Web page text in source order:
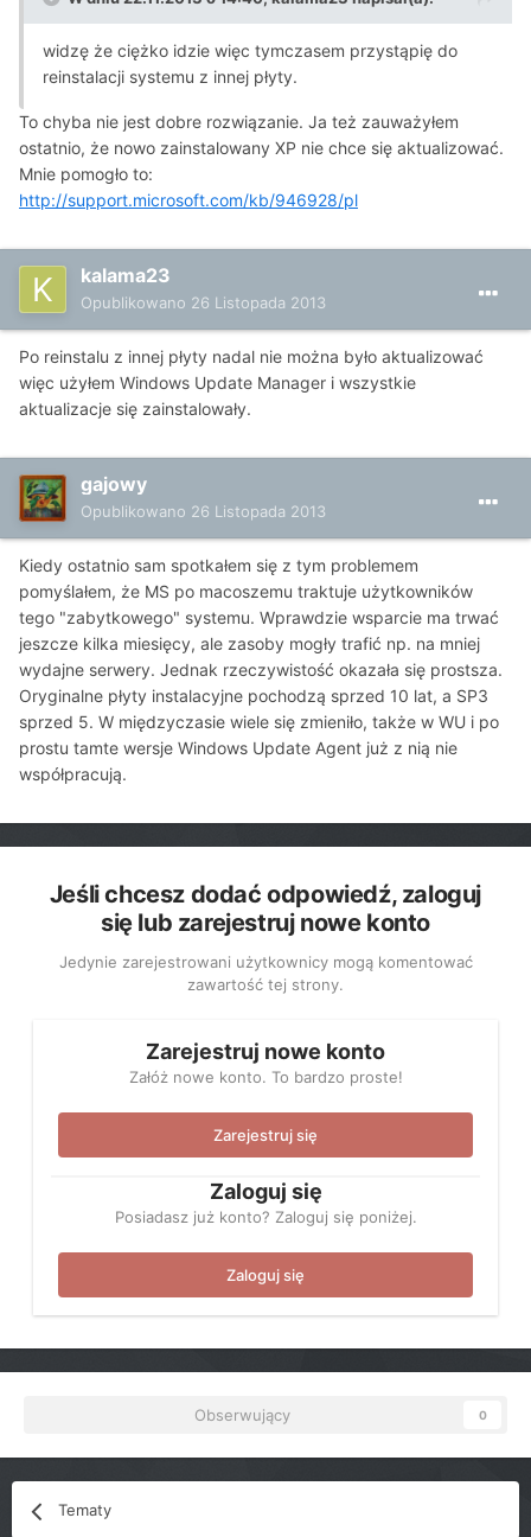
widzę że ciężko idzie więc tymczasem przystąpię do
reinstalacji systemu z innej płyty.
To chyba nie jest dobre rozwiązanie. Ja też zauważyłem
ostatnio, że nowo zainstalowany XP nie chce się aktualizować.
Mnie pomogło to:
http://support.microsoft.com/kb/946928/pl
kalama23
Opublikowano 26 Listopada 2013
Po reinstalu z innej płyty nadal nie można było aktualizować
więc użyłem Windows Update Manager i wszystkie
aktualizacje się zainstalowały.
gajowy
Opublikowano 26 Listopada 2013
Kiedy ostatnio sam spotkałem się z tym problemem
pomyślałem, że MS po macoszemu traktuje użytkowników
tego "zabytkowego" systemu. Wprawdzie wsparcie ma trwać
jeszcze kilka miesięcy, ale zasoby mogły trafić np. na mniej
wydajne serwery. Jednak rzeczywistość okazała się prostsza.
Oryginalne płyty instalacyjne pochodzą sprzed 10 lat, a SP3
sprzed 5. W międzyczasie wiele się zmieniło, także w WU i po
prostu tamte wersje Windows Update Agent już z nią nie
współpracują.
Jeśli chcesz dodać odpowiedź, zaloguj
się lub zarejestruj nowe konto
Jedynie zarejestrowani użytkownicy mogą komentować
zawartość tej strony.
Zarejestruj nowe konto
Załóż nowe konto. To bardzo proste!
Zarejestruj się
Zaloguj się
Posiadasz już konto? Zaloguj się poniżej.
Zaloguj się
Obserwujący 0
Tematy